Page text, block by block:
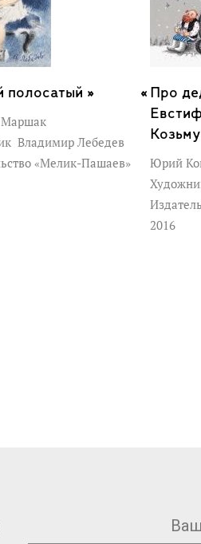
полосатый »
Владимир Лебедев
«Мелик-Пашаев»
Про
Юрий
2016